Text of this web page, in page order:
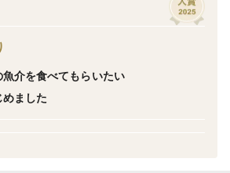
パック(3k弱分の活サザエ）
ております。
介を食べてもらいたい
ました